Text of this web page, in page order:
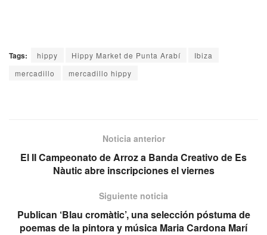
Tags: hippy Hippy Market de Punta Arabí
Ibiza
mercadillo
mercadillo hippy
Noticia anterior
El II Campeonato de Arroz a Banda Creativo de Es
Nàutic abre inscripciones el viernes
Siguiente noticia
Publican ‘Blau cromàtic’, una selección póstuma de
poemas de la pintora y música Maria Cardona Marí